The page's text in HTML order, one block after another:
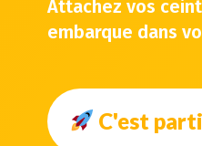
Attachez vos
embarque dans
C'est